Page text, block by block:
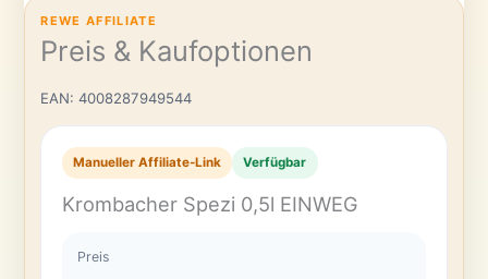
REWE AFFILIATE
Preis & Kaufoptionen
EAN: 4008287949544
Manueller Affiliate-Link Verfügbar
Krombacher Spezi 0,5l EINWEG
Preis